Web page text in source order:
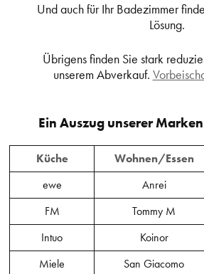
Und auch für Ihr Badezimmer
Lösung.
Übrigens finden Sie stark
unserem Abverkauf.
Ein Auszug unserer
Küche Wohnen/Essen
ewe
Anrei
FM
Tommy M
Intuo
Koinor
Miele
San Giacomo